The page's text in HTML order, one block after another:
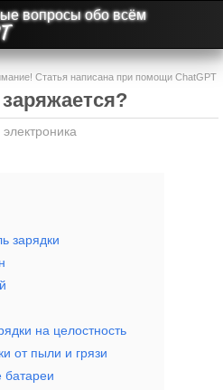
вопросы обо всём
Статья написана при помощи ChatGPT
электроника
зарядки
на целостность
от пыли и грязи
батареи